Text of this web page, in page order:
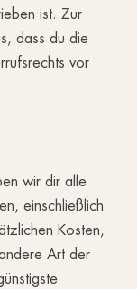
ist. Zur
dass du die
vor
wir dir alle
einschließlich
Kosten,
Art der